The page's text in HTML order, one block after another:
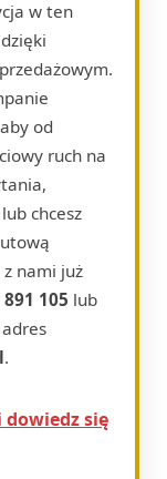
w ten
od
ruch na
chcesz
nami już
105 lub
.
się